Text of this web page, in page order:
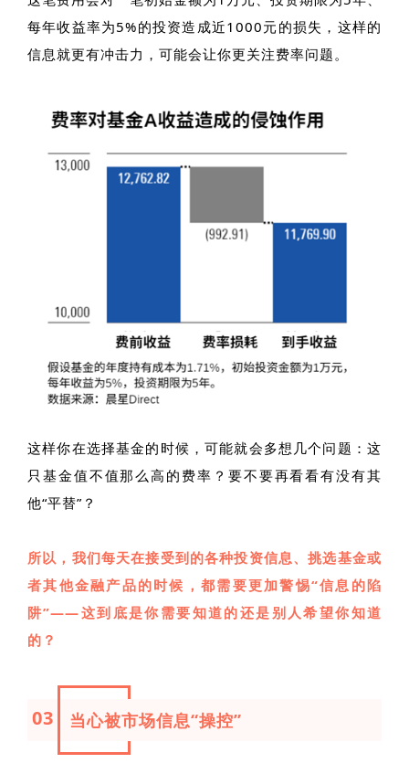
每年收益率为5%的投资造成近1000元的损失，这样的
信息就更有冲击力，可能会让你更关注费率问题。
这样你在选择基金的时候，可能就会多想几个问题：这
只基金值不值那么高的费率？要不要再看看有没有其
他“平替”？
所以，我们每天在接受到的各种投资信息、挑选基金或
者其他金融产品的时候，都需要更加警惕“信息的陷
阱”——这到底是你需要知道的还是别人希望你知道
的？
03 当心被市场信息“操控”